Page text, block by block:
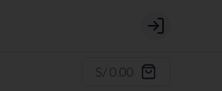
Login
S/ 0.00